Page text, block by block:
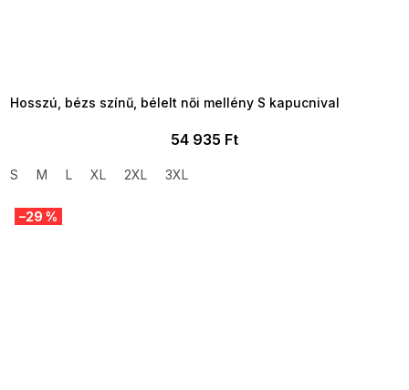
Hosszú, bézs színű, bélelt női mellény S kapucnival
54 935 Ft
S M L XL 2XL 3XL
–29 %